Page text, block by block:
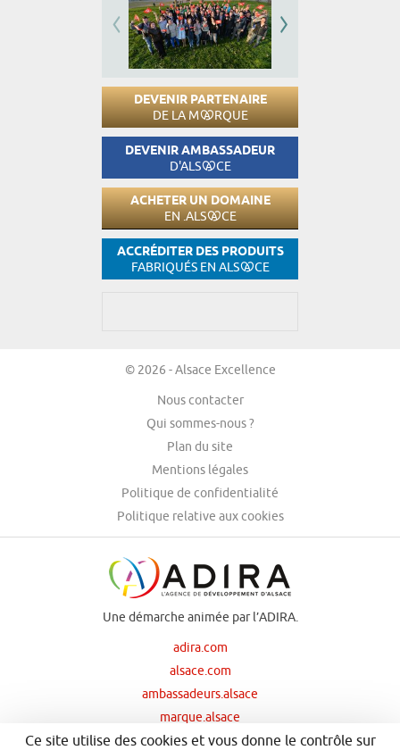
DEVENIR PARTENAIRE
DE LA M RQUE
DEVENIR AMBASSADEUR
D'ALS CE
ACHETER UN DOMAINE
EN .ALS CE
ACCRÉDITER DES PRODUITS
FABRIQUÉS EN ALS CE
© 2026 - Alsace Excellence
Nous contacter
Qui sommes-nous ?
Plan du site
Mentions légales
Politique de confidentialité
Politique relative aux cookies
Une démarche animée par l’ADIRA.
adira.com
alsace.com
ambassadeurs.alsace
marque.alsace
Ce site utilise des cookies et vous donne le contrôle sur